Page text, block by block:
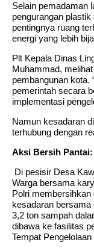
Selain pemadaman
pengurangan
pentingnya ruang
energi yang lebih
Plt Kepala Dinas
Muhammad,
pembangunan kota.
pemerintah secara
implementasi
Namun kesadaran
terhubung dengan
Aksi Bersih
Di pesisir Desa
Warga bersama
Polri
kesadaran
3,2 ton sampah
dibawa ke fasilitas
Tempat